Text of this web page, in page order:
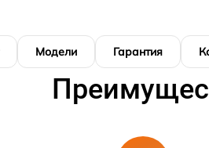
Модели Гарантия